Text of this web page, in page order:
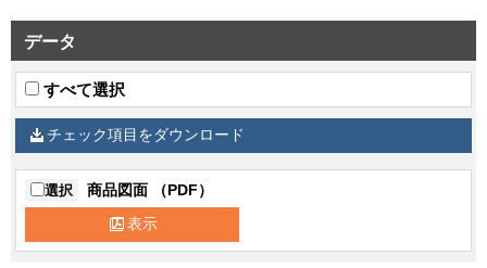
データ
すべて選択
チェック項目をダウンロード
選択 商品図面 （PDF）
表示